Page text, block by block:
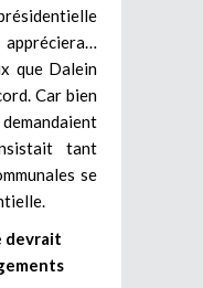
que Dalein
Car bien
tant
se
devrait